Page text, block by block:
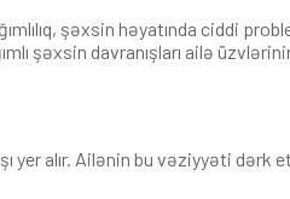
şəxsin həyatında ciddi
şəxsin davranışları ailə
yer alır. Ailənin bu vəziyyəti